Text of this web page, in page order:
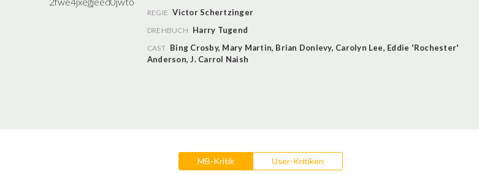
REGIE Victor Schertzinger
DREHBUCH Harry Tugend
CAST Bing Crosby, Mary Martin, Brian Donlevy, Carolyn Lee, Eddie 'Rochester'
Anderson,J. Carrol Naish
MB-Kritik User-Kritiken